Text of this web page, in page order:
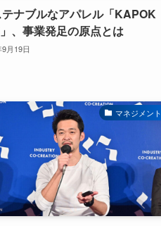
ナブルなアパレル「KAPOK
、事業発足の原点とは
月19日
マネジメント